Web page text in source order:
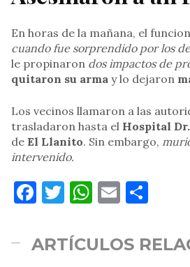
En horas de la mañana, el
cuando fue sorprendido por los
le propinaron dos impactos de
quitaron su arma y lo dejaron
Los vecinos llamaron a las
trasladaron hasta el Hospital
de El Llanito. Sin embargo,
intervenido.
Facebook
Twitter
WhatsApp
Email
ARTÍCULOS